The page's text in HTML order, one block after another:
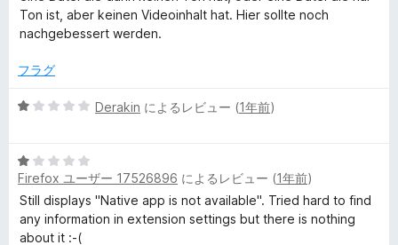
評
価
Ton ist, aber keinen Videoinhalt hat. Hier sollte noch
nachgebessert werden.
フラグ
5
中
1
の
評
価
Derakin によるレビュー (1年前)
5
段
階
中
1
Firefox ユーザー 17526896 によるレビュー (1年前)
Still displays "Native app is not available". Tried hard to find
any information in extension settings but there is nothing
about it :-(